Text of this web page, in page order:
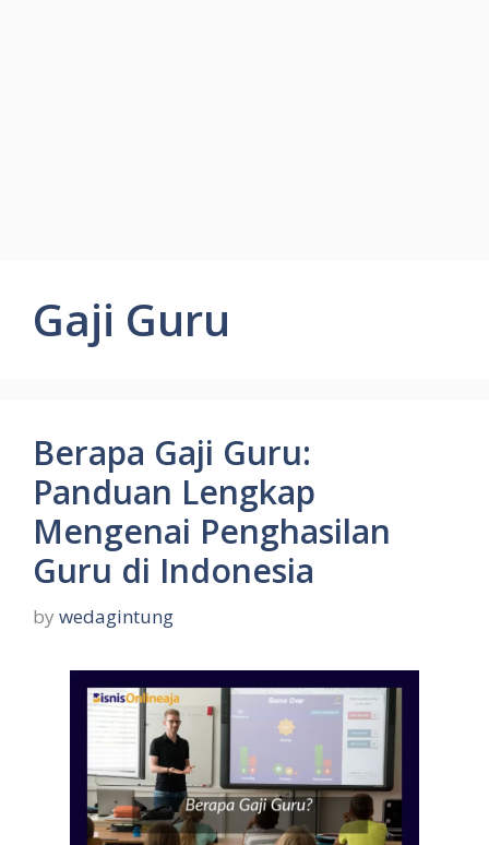
Gaji Guru
Berapa Gaji Guru:
Panduan Lengkap
Mengenai Penghasilan
Guru di Indonesia
by wedagintung